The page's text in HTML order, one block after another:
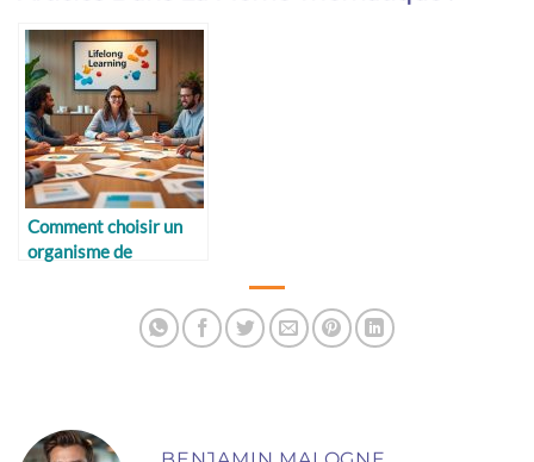
Comment choisir un
organisme de